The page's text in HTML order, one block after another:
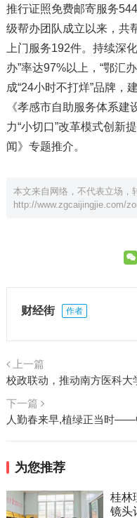
推行证照免费邮寄服务
级帮办团队成立以来，共
上门服务192件。持续深
办”率达97%以上，“鄂汇
成“24小时不打烊”品牌，
《孝感市自助服务体系
力“小切口”改革模式创新
闻》专题推介。
本文来自网络，不代表立场，
http://www.zgcaijingjie.com/
财经街 作者
上一篇
校政联动，推动南方医科大
下一篇
为您推荐
桂林
镜头